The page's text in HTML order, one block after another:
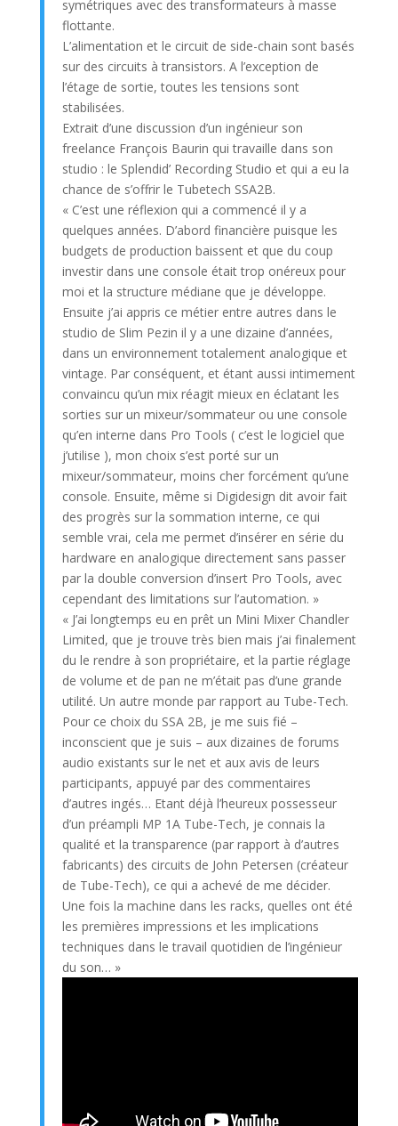
symétriques avec des transformateurs à masse
flottante.
L’alimentation et le circuit de side-chain sont basés
sur des circuits à transistors. A l’exception de
l’étage de sortie, toutes les tensions sont
stabilisées.
Extrait d’une discussion d’un ingénieur son
freelance François Baurin qui travaille dans son
studio : le Splendid’ Recording Studio et qui a eu la
chance de s’offrir le Tubetech SSA2B.
« C’est une réflexion qui a commencé il y a
quelques années. D’abord financière puisque les
budgets de production baissent et que du coup
investir dans une console était trop onéreux pour
moi et la structure médiane que je développe.
Ensuite j’ai appris ce métier entre autres dans le
studio de Slim Pezin il y a une dizaine d’années,
dans un environnement totalement analogique et
vintage. Par conséquent, et étant aussi intimement
convaincu qu’un mix réagit mieux en éclatant les
sorties sur un mixeur/sommateur ou une console
qu’en interne dans Pro Tools ( c’est le logiciel que
j’utilise ), mon choix s’est porté sur un
mixeur/sommateur, moins cher forcément qu’une
console. Ensuite, même si Digidesign dit avoir fait
des progrès sur la sommation interne, ce qui
semble vrai, cela me permet d’insérer en série du
hardware en analogique directement sans passer
par la double conversion d’insert Pro Tools, avec
cependant des limitations sur l’automation. »
« J’ai longtemps eu en prêt un Mini Mixer Chandler
Limited, que je trouve très bien mais j’ai finalement
du le rendre à son propriétaire, et la partie réglage
de volume et de pan ne m’était pas d’une grande
utilité. Un autre monde par rapport au Tube-Tech.
Pour ce choix du SSA 2B, je me suis fié –
inconscient que je suis – aux dizaines de forums
audio existants sur le net et aux avis de leurs
participants, appuyé par des commentaires
d’autres ingés… Etant déjà l’heureux possesseur
d’un préampli MP 1A Tube-Tech, je connais la
qualité et la transparence (par rapport à d’autres
fabricants) des circuits de John Petersen (créateur
de Tube-Tech), ce qui a achevé de me décider.
Une fois la machine dans les racks, quelles ont été
les premières impressions et les implications
techniques dans le travail quotidien de l’ingénieur
du son… »